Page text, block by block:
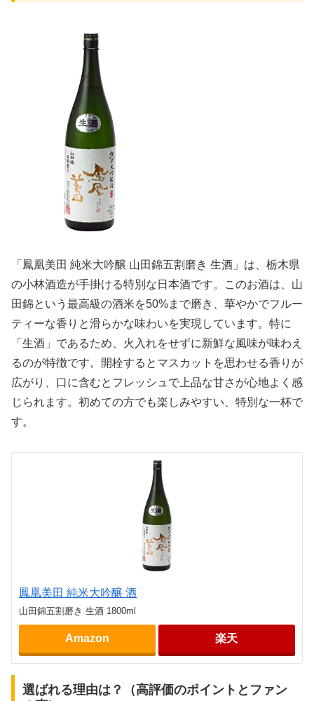
「鳳凰美田 純米大吟醸 山田錦五割磨き 生酒」は、栃木県
の小林酒造が手掛ける特別な日本酒です。このお酒は、山
田錦という最高級の酒米を50%まで磨き、華やかでフルー
ティーな香りと滑らかな味わいを実現しています。特に
「生酒」であるため、火入れをせずに新鮮な風味が味わえ
るのが特徴です。開栓するとマスカットを思わせる香りが
広がり、口に含むとフレッシュで上品な甘さが心地よく感
じられます。初めての方でも楽しみやすい、特別な一杯で
す。
鳳凰美田 純米大吟醸 酒
山田錦五割磨き 生酒 1800ml
Amazon 楽天
選ばれる理由は？（高評価のポイントとファン